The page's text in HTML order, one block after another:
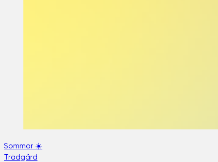
Sommar ☀️
Trädgård